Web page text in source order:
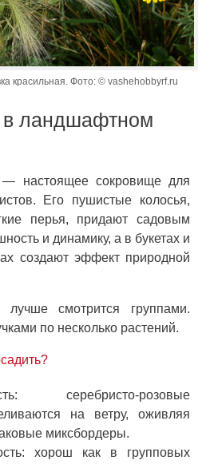
красильная. Фото: © vashehobbyrf.ru
ландшафтном
— настоящее сокровище для
Его пушистые колосья,
перья, придают садовым
и динамику, а в букетах и
создают эффект природной
лучше смотрится группами.
по несколько растений.
серебристо-розовые
на ветру, оживляя
миксбордеры.
хорош как в групповых